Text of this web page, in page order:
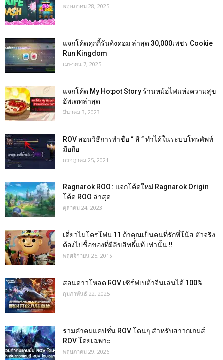
พฤษภาคม 28, 2025
แจกโค้ดคุกกี้รันคิงดอม ล่าสุด 30,000เพชร Cookie
Run Kingdom
เมษายน 7, 2025
แจกโค้ด My Hotpot Story ร้านหม้อไฟแห่งความสุข
อัพเดทล่าสุด
มีนาคม 3, 2023
ROV สอนวิธีการทำชื่อ “ สี ” ทำได้ในระบบโทรศัพท์
มือถือ
กรกฎาคม 25, 2021
Ragnarok ROO : แจกโค้ดใหม่ Ragnarok Origin
โค้ด ROO ล่าสุด
ตุลาคม 24, 2023
เดี่ยวไมโครโฟน 11 ถ้าคุณเป็นคนที่รักพี่โน้ส ตัวจริง
ต้องไปชื้อของที่มีลิขสิทธิ์แท้ เท่านั้น !!
พฤศจิกายน 25, 2015
สอนดาวโหลด ROV เซิร์ฟเบต้าจีนเล่นได้ 100%
กุมภาพันธ์ 22, 2025
รวมคำคมแคปชั่น ROV โดนๆ สำหรับสาวกเกมส์
ROV โดยเฉพาะ
พฤษภาคม 29, 2026